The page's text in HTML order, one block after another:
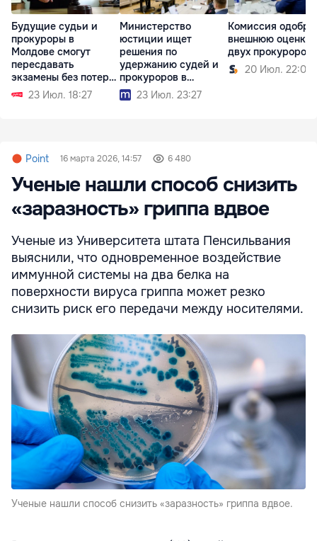
Будущие судьи и
прокуроры в
Молдове смогут
пересдавать
экзамены без потери
стипендии
23 Июл. 18:27
Министерство
юстиции ищет
решения по
удержанию судей и
прокуроров в
системе
23 Июл. 23:27
Комиссия
внешнюю оценку
двух прокуроров
20 Июл. 22:00
Point 16 марта 2026, 14:57 6 480
Ученые нашли способ снизить
«заразность» гриппа вдвое
Ученые из Университета штата Пенсильвания
выяснили, что одновременное воздействие
иммунной системы на два белка на
поверхности вируса гриппа может резко
снизить риск его передачи между носителями.
Ученые нашли способ снизить «заразность» гриппа вдвое.